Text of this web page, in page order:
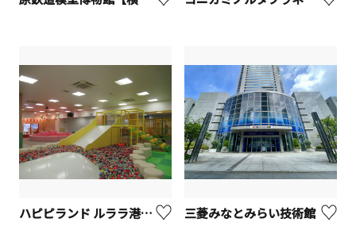
ハピピランド ルララ港北店 三菱みなとみらい技術館